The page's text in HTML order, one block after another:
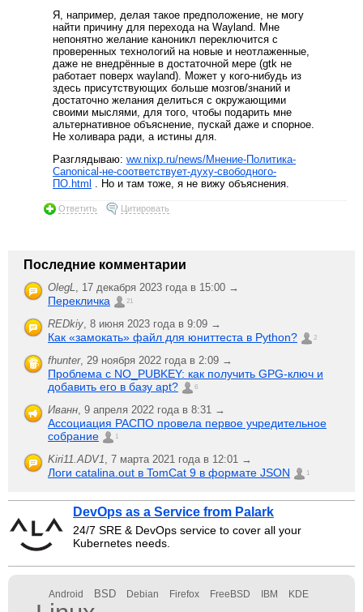
Я, например, делая такое предположение, не могу
найти причину для перехода на Wayland. Мне
непонятно желание каноникл переключится с
проверенных технологий на новые и неотлаженные,
даже не внедрённые в достаточной мере (gtk не
работает поверх wayland). Может у кого-нибудь из
здесь присутствующих больше мозгов/знаний и
достаточно желания делиться с окружающими
своими мыслями, для того, чтобы подарить мне
альтернативное объяснение, пускай даже и спорное.
Не холивара ради, а истины для.
Разглядываю: ww.nixp.ru/news/Мнение-Политика-
Canonical-не-соответствует-духу-свободного-
ПО.html . Но и там тоже, я не вижу объяснения.
Ответить Цитировать
Последние комментарии
OlegL 17 декабря 2023 года в 15:00 →
Перекличка 21
REDkiy 8 июня 2023 года в 9:09 →
Как «замокать» файл для юниттеста в Python? 2
fhunter, 29 ноября 2022 года в 2:09 →
Проблема с NO_PUBKEY: как получить GPG-ключ и
добавить его в базу apt?
6
Иванн 9 апреля 2022 года в 8:31 →
Ассоциация РАСПО провела первое учредительное
собрание
1
Kiri11.ADV1 7 марта 2021 года в 12:01 →
Логи catalina.out в TomCat 9 в формате JSON 1
DevOps as a Service from Palark
24/7 SRE & DevOps service to cover all your
Kubernetes needs.
Android BSD Debian Firefox FreeBSD IBM KDE